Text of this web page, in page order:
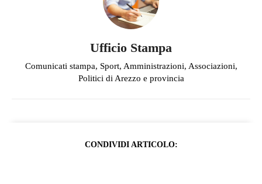
Ufficio Stampa
Comunicati stampa, Sport, Amministrazioni, Associazioni,
Politici di Arezzo e provincia
CONDIVIDI ARTICOLO: